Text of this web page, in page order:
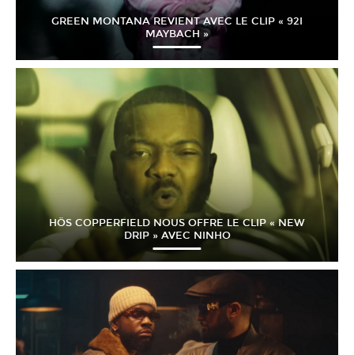
GREEN MONTANA REVIENT AVEC LE CLIP « 92I
MAYBACH »
HÖS COPPERFIELD NOUS OFFRE LE CLIP « NEW
DRIP » AVEC NINHO